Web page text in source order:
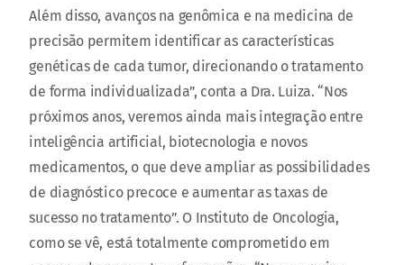
Além disso, avanços na genômica e na medicina de
precisão permitem identificar as características
genéticas de cada tumor, direcionando o tratamento
de forma individualizada”, conta a Dra. Luiza. “Nos
próximos anos, veremos ainda mais integração entre
inteligência artificial, biotecnologia e novos
medicamentos, o que deve ampliar as possibilidades
de diagnóstico precoce e aumentar as taxas de
sucesso no tratamento”. O Instituto de Oncologia,
como se vê, está totalmente comprometido em